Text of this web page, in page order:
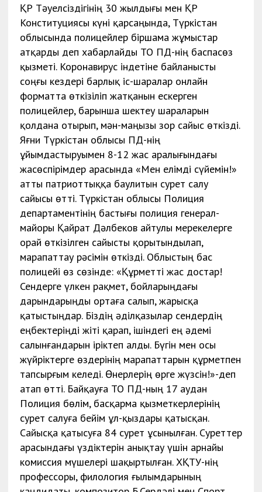
ҚР Тәуелсіздігінің 30 жылдығы мен ҚР
Конституциясы күні қарсаңында, Түркістан
облысында полицейлер біршама жұмыстар
атқарды деп хабарлайды ТО ПД-нің баспасөз
қызметі. Коронавирус індетіне байланысты
соңғы кездері барлық іс-шаралар онлайн
форматта өткізіліп жатқанын ескерген
полицейлер, барынша шектеу шараларын
қолдана отырып, мән-маңызы зор сайыс өткізді.
Яғни Түркістан облысы ПД-нің
ұйымдастыруымен 8-12 жас аралығындағы
жасөспірімдер арасында «Мен елімді сүйемін!»
атты патриоттыққа баулитын сурет салу
сайысы өтті. Түркістан облысы Полиция
департаментінің бастығы полиция генерал-
майоры Қайрат Дәлбеков айтулы мерекелерге
орай өткізілген сайысты қорытындылап,
марапаттау рәсімін өткізді. Облыстың бас
полицейі өз сөзінде: «Құрметті жас достар!
Сендерге үлкен рақмет, бойларыңдағы
дарындарыңды ортаға салып, жарысқа
қатыстыңдар. Біздің әділқазылар сендердің
еңбектеріңді жіті қарап, ішіндегі ең әдемі
салынғандарын іріктеп алды. Бүгін мен осы
жүйріктерге өздерінің марапаттарын құрметпен
тапсырғым келеді. Өнерлерің өрге жүзсін!»-деп
атап өтті. Байқауға ТО ПД-ның 17 аудан
Полиция бөлім, басқарма қызметкерлерінің
сурет салуға бейім ұл-қыздары қатысқан.
Сайысқа қатысуға 84 сурет ұсынылған. Суреттер
арасындағы үздіктерін анықтау үшін арнайы
комиссия мүшелері шақыртылған. ХҚТУ-нің
профессоры, филология ғылымдарының